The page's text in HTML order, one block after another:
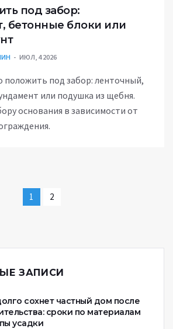
под забор:
бетонные блоки или
ИЮЛ, 4 2026
положить под забор: ленточный,
или подушка из щебня.
основания в зависимости от
1 2
ЗАПИСИ
сохнет частный дом после
сроки по материалам
усадки